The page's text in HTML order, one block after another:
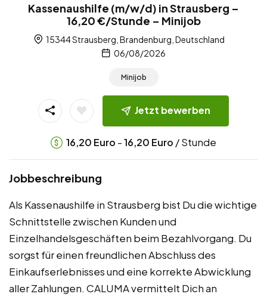
Kassenaushilfe (m/w/d) in Strausberg –
16,20 €/Stunde – Minijob
15344 Strausberg, Brandenburg, Deutschland
06/08/2026
Minijob
Jetzt bewerben
16,20 Euro -16,20 Euro / Stunde
Jobbeschreibung
Als Kassenaushilfe in Strausberg bist Du die wichtige
Schnittstelle zwischen Kunden und
Einzelhandelsgeschäften beim Bezahlvorgang. Du
sorgst für einen freundlichen Abschluss des
Einkaufserlebnisses und eine korrekte Abwicklung
aller Zahlungen. CALUMA vermittelt Dich an